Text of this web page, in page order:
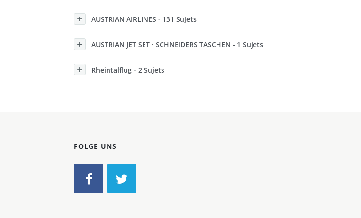
Epoche
AUSTRIAN AIRLINES - 131 Sujets
AUSTRIAN JET SET · SCHNEIDERS TASCHEN - 1 Sujets
Rheintalflug - 2 Sujets
FOLGE UNS